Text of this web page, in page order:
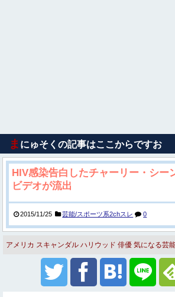
ま にゅそくの記事はここからですお
HIV感染告白したチャーリー・シー
ビデオが流出
2015/11/25 芸能/スポーツ系2chスレ 0
アメリカ スキャンダル ハリウッド 俳優 気になる芸